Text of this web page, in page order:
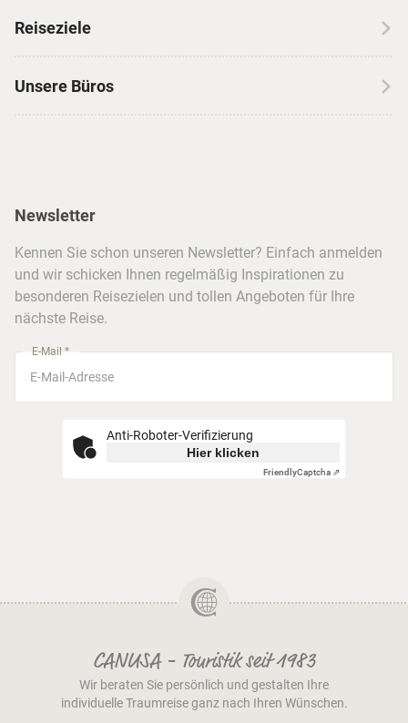
Erfahrungen mit CANUSA
Insidertipps
FAQ
Barrierefreiheitserklärung
Skireisen
Hotels & Unterkünfte
Kreuzfahrten
Busreisen
Reiseziele
Unsere Büros
Frankfurt
Stuttgart
Newsletter
Kennen Sie schon unseren Newsletter? Einfach anmelden
und wir schicken Ihnen regelmäßig Inspirationen zu
besonderen Reisezielen und tollen Angeboten für Ihre
nächste Reise.
E-Mail *
Anti-Roboter-Verifizierung
Hier klicken
FriendlyCaptcha ⇗
CANUSA - Touristik seit 1983
Wir beraten Sie persönlich und gestalten Ihre
individuelle Traumreise ganz nach Ihren Wünschen.